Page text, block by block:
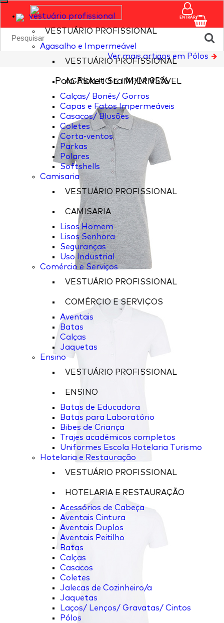
vestuário profissional
VESTUÁRIO PROFISSIONAL
Agasalho e Impermeável
VESTUÁRIO PROFISSIONAL
AGASALHO E IMPERMEÁVEL
Calças/ Bonés/ Gorros
Capas e Fatos Impermeáveis
Casacos/ Blusões
Coletes
Corta-ventos
Parkas
Polares
Softshells
Camisaria
VESTUÁRIO PROFISSIONAL
CAMISARIA
Lisos Homem
Lisos Senhora
Seguranças
Uso Industrial
Comércio e Serviços
VESTUÁRIO PROFISSIONAL
COMÉRCIO E SERVIÇOS
Aventais
Batas
Calças
Jaquetas
Ensino
VESTUÁRIO PROFISSIONAL
ENSINO
Batas de Educadora
Batas para Laboratório
Bibes de Criança
Trajes académicos completos
Uniformes Escola Hotelaria Turismo
Hotelaria e Restauração
VESTUÁRIO PROFISSIONAL
HOTELARIA E RESTAURAÇÃO
Acessórios de Cabeça
Aventais Cintura
Aventais Duplos
Aventais Peitilho
Batas
Calças
Casacos
Coletes
Jalecas de Cozinheiro/a
Jaquetas
Laços/ Lenços/ Gravatas/ Cintos
Pólos
ENTRAR
Ver mais artigos em Pólos
Polo Picket Sra M/M 95%